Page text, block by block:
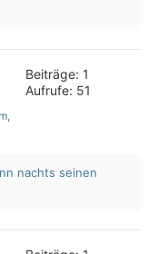
,
Beiträge: 1
Aufrufe: 51
nachts seinen